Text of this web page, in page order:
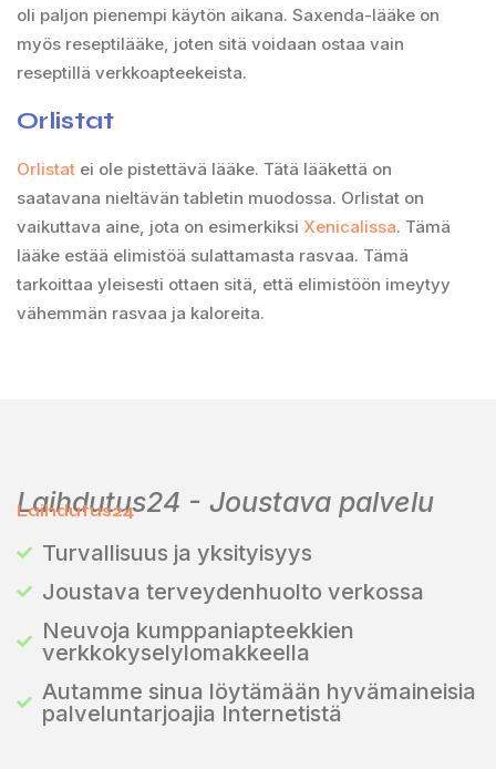
oli paljon pienempi käytön aikana. Saxenda-lääke on
myös reseptilääke, joten sitä voidaan ostaa vain
reseptillä verkkoapteekeista.
Orlistat
Orlistat ei ole pistettävä lääke. Tätä lääkettä on
saatavana nieltävän tabletin muodossa. Orlistat on
vaikuttava aine, jota on esimerkiksi Xenicalissa. Tämä
lääke estää elimistöä sulattamasta rasvaa. Tämä
tarkoittaa yleisesti ottaen sitä, että elimistöön imeytyy
vähemmän rasvaa ja kaloreita.
Laihdutus24 - Joustava palvelu
Laihdutus24
Turvallisuus ja yksityisyys
Joustava terveydenhuolto verkossa
Neuvoja kumppaniapteekkien
verkkokyselylomakkeella
Autamme sinua löytämään hyvämaineisia
palveluntarjoajia Internetistä